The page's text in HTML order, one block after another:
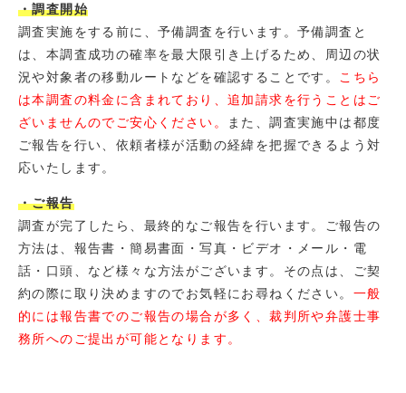
・調査開始
調査実施をする前に、予備調査を行います。予備調査と
は、本調査成功の確率を最大限引き上げるため、周辺の状
況や対象者の移動ルートなどを確認することです。
こちら
は本調査の料金に含まれており、追加請求を行うことはご
ざいませんのでご安心ください。
また、調査実施中は都度
ご報告を行い、依頼者様が活動の経緯を把握できるよう対
応いたします。
・ご報告
調査が完了したら、最終的なご報告を行います。ご報告の
方法は、報告書・簡易書面・写真・ビデオ・メール・電
話・口頭、など様々な方法がございます。その点は、ご契
約の際に取り決めますのでお気軽にお尋ねください。 一般
的には報告書でのご報告の場合が多く、裁判所や弁護士事
務所へのご提出が可能となります。